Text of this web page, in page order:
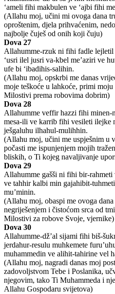
‘ameli fihi makbulen ve ‘ajbi fihi
(Allahu moj, učini mi ovoga dana
oproštenim, djela prihvaćenim,
najbolje čuješ od onih koji čuju)
Dova 27
Allahumme-rzuk ni fihi fadle
‘usri ilel jusri va-kbel me’aziri ve
ufe bi ‘ibadihis-salihin.
(Allahu moj, opskrbi me danas
moje teškoće u lahkoće, primi
Milostivi prema robovima dobrim)
Dova 28
Allahumme veffir hazzi fihi
mesa-ili ve karrib fihi vesileti ilejke
ješgaluhu ilhahul-mulihhin.
(Allahu moj, učini me uspješnim u
počasti me ispunjenjem mojih
bliskih, o Ti kojeg navaljivanje
Dova 29
Allahumme gašši ni fihi bir-
ve tahhir kalbi min gajahibit-
mu’minin.
(Allahu moj, obaspi me ovoga
negriješenjem i čistoćom srca od
Milostivi za robove Svoje, vjernike)
Dova 30
Allahumme-dž’al sijami fihi biš-
jerdahur-resulu muhkemete
muhammedin ve alihit-tahirine vel
(Allahu moj, nagradi danas moj
zadovoljstvom Tebe i Poslanika,
njegovim, tako Ti Muhammeda i
Allahu Gospodaru svijetova)